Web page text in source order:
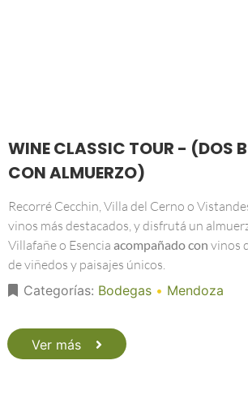
WINE CLASSIC TOUR - (DOS
CON ALMUERZO)
Recorré Cecchin, Villa del Cerno o
vinos más destacados, y disfrutá un
Villafañe o Esencia acompañado con vinos
de viñedos y paisajes únicos.
Categorías: Bodegas • Mendoza
Ver más